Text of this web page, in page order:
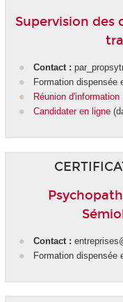
Supervision des
Contact :
Formation dispensée
Réunion d'information
Candidater en ligne
Contact :
Formation dispensée